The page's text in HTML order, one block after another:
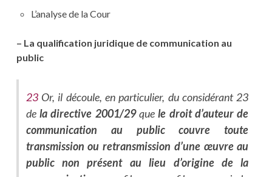
L’analyse de la Cour
– La qualification juridique de communication au
public
23Or, il découle, en particulier, du considérant 23
dela directive 2001/29quele droit d’auteur de
communication au public couvre toute
transmission ou retransmission d’une œuvre au
public non présent au lieu d’origine de la